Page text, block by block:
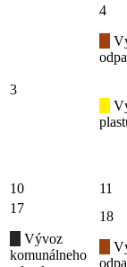
3
4
10 11
17
Vývoz
komunálneho
18